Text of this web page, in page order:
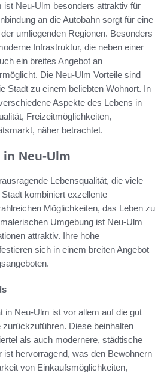
ist Neu-Ulm besonders attraktiv für
an die Autobahn sorgt für eine
umliegenden Regionen. Besonders
Infrastruktur, die neben einer
ein breites Angebot an
Die Neu-Ulm Vorteile sind
Stadt zu einem beliebten Wohnort. In
Aspekte des Lebens in
Freizeitmöglichkeiten,
näher betrachtet.
Neu-Ulm
Lebensqualität, die viele
kombiniert exzellente
Möglichkeiten, das Leben zu
Umgebung ist Neu-Ulm
attraktiv. Ihre hohe
sich in einem breiten Angebot
in Neu-Ulm ist vor allem auf die gut
zurückzuführen. Diese beinhalten
als auch modernere, städtische
ist hervorragend, was den Bewohnern
von Einkaufsmöglichkeiten,